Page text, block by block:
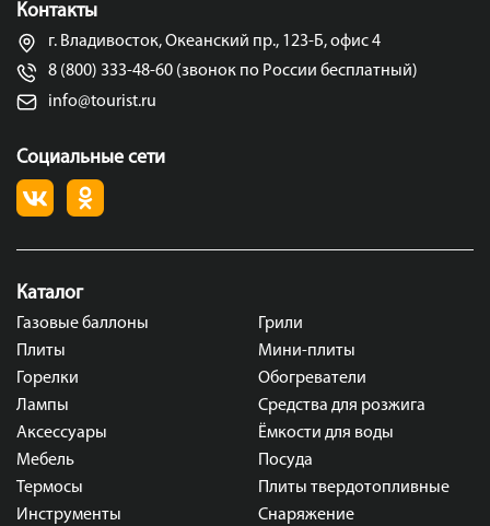
Контакты
г. Владивосток, Океанский пр., 123-Б, офис 4
8 (800) 333-48-60 (звонок по России бесплатный)
info@tourist.ru
Социальные сети
Каталог
Газовые баллоны
Плиты
Грили
Мини-плиты
Горелки
Лампы
Обогреватели
Средства для розжига
Аксессуары
Мебель
Ёмкости для воды
Посуда
Термосы
Инструменты
Плиты твердотопливные
Снаряжение